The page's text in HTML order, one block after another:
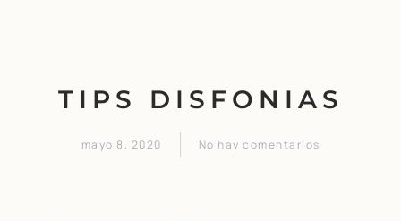
TIPS DISFONIAS
mayo 8, 2020 No hay comentarios
en